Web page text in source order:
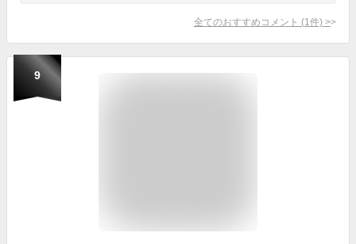
全てのおすすめコメント (1 件) >
9